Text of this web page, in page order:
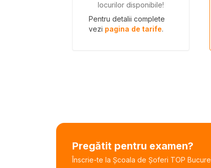
locurilor disponibile!
Pentru detalii complete
vezi pagina de tarife.
Pregătit pentru examen?
Înscrie-te la Școala de Șoferi TOP